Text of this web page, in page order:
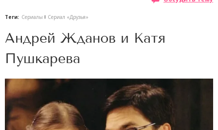
Теги: Сериалы Сериал «Друзья»
Андрей Жданов и Катя
Пушкарева